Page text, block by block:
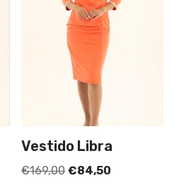
Vestido Libra
€169,00 €84,50